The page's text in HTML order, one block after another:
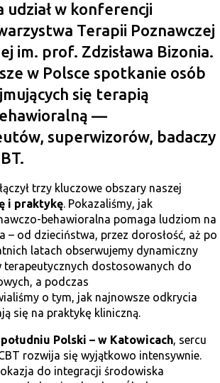
udział w konferencji
Terapii Poznawczej
im. prof. Zdzisława Bizonia.
w Polsce spotkanie osób
się terapią
—
superwizorów, badaczy
trzy kluczowe obszary naszej
i praktykę. Pokazaliśmy, jak
behawioralna pomaga ludziom na
– od dzieciństwa, przez dorosłość, aż po
latach obserwujemy dynamiczny
dostosowanych do
a podczas
o tym, jak najnowsze odkrycia
się na praktykę kliniczną.
południu Polski – w Katowicach, sercu
rozwija się wyjątkowo intensywnie.
do integracji środowiska